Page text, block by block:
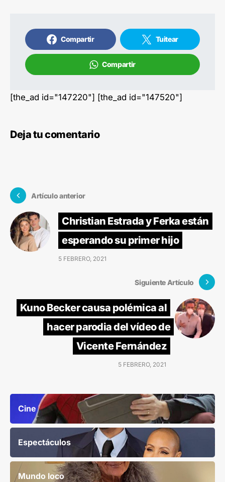
Compartir Tuitear
Compartir
[the_ad id="147220"] [the_ad id="147520"]
Deja tu comentario
Artículo anterior
Christian Estrada y Ferka están
esperando su primer hijo
5 FEBRERO, 2021
Siguiente Artículo
Kuno Becker causa polémica al
hacer parodia del vídeo de
Vicente Fernández
5 FEBRERO, 2021
Cine
Espectáculos
Mundo loco